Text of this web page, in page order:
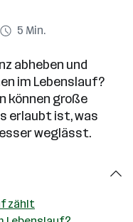
zählt
5 Min.
abheben und
im Lebenslauf?
können große
erlaubt ist, was
weglässt.